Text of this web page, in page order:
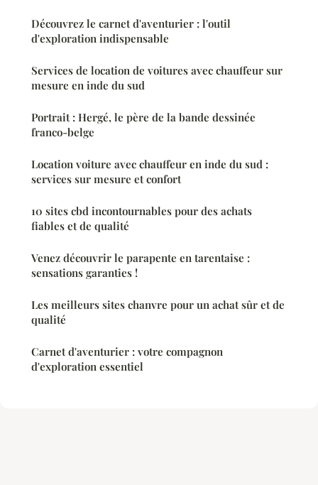
Découvrez le carnet d'aventurier : l'outil
d'exploration indispensable
Services de location de voitures avec chauffeur sur
mesure en inde du sud
Portrait : Hergé, le père de la bande dessinée
franco-belge
Location voiture avec chauffeur en inde du sud :
services sur mesure et confort
10 sites cbd incontournables pour des achats
fiables et de qualité
Venez découvrir le parapente en tarentaise :
sensations garanties !
Les meilleurs sites chanvre pour un achat sûr et de
qualité
Carnet d'aventurier : votre compagnon
d'exploration essentiel